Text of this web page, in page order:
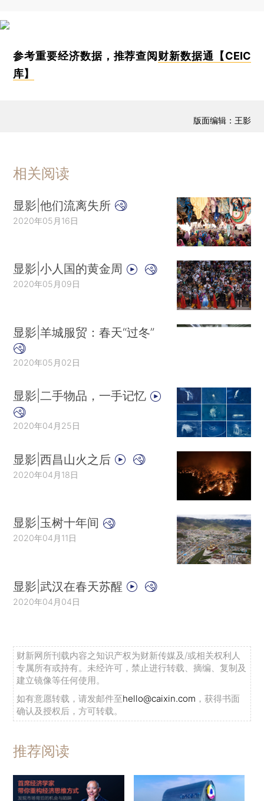
参考重要经济数据，推荐查阅 财新数据通【CEIC
库】
版面编辑：王影
相关阅读
显影|他们流离失所
2020年05月16日
显影|小人国的黄金周
2020年05月09日
显影|羊城服贸：春天“过冬”
2020年05月02日
显影|二手物品，一手记忆
2020年04月25日
显影|西昌山火之后
2020年04月18日
显影|玉树十年间
2020年04月11日
显影|武汉在春天苏醒
2020年04月04日
财新网所刊载内容之知识产权为财新传媒及/或相关权利人
专属所有或持有。未经许可，禁止进行转载、摘编、复制及
建立镜像等任何使用。
如有意愿转载，请发邮件至hello@caixin.com ，获得书面
确认及授权后，方可转载。
推荐阅读